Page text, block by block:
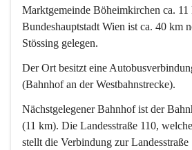
Marktgemeinde Böheimkirchen ca.
Bundeshauptstadt Wien ist ca. 40 km
Stössing gelegen.
Der Ort besitzt eine
(Bahnhof an der Westbahnstrecke).
Nächstgelegener Bahnhof ist der
(11 km). Die Landesstraße 110,
stellt die Verbindung zur